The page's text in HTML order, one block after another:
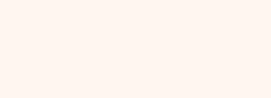
ist dein Geschenk automatisch zum Verschenken bereit oder